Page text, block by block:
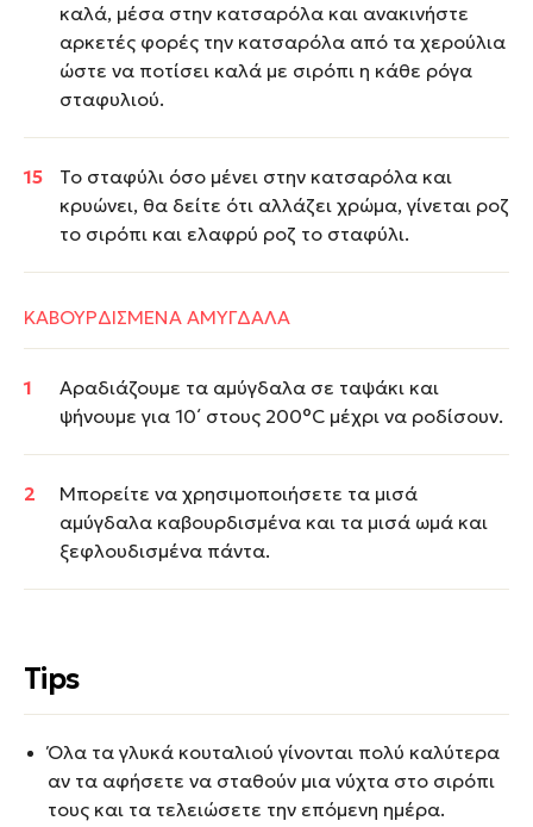
καλά, μέσα στην κατσαρόλα και ανακινήστε
αρκετές φορές την κατσαρόλα από τα χερούλια
ώστε να ποτίσει καλά με σιρόπι η κάθε ρόγα
σταφυλιού.
Το σταφύλι όσο μένει στην κατσαρόλα και
κρυώνει, θα δείτε ότι αλλάζει χρώμα, γίνεται ροζ
το σιρόπι και ελαφρύ ροζ το σταφύλι.
ΚΑΒΟΥΡΔΙΣΜΕΝΑ ΑΜΥΓΔΑΛΑ
Αραδιάζουμε τα αμύγδαλα σε ταψάκι και
ψήνουμε για 10΄ στους 200°C μέχρι να ροδίσουν.
Μπορείτε να χρησιμοποιήσετε τα μισά
αμύγδαλα καβουρδισμένα και τα μισά ωμά και
ξεφλουδισμένα πάντα.
Tips
Όλα τα γλυκά κουταλιού γίνονται πολύ καλύτερα
αν τα αφήσετε να σταθούν μια νύχτα στο σιρόπι
τους και τα τελειώσετε την επόμενη ημέρα.